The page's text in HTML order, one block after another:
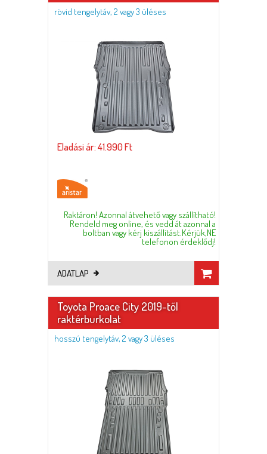
rövid tengelytáv, 2 vagy 3 üléses
Eladási ár: 41.990 Ft
Raktáron! Azonnal átvehető vagy szállítható!
Rendeld meg online, és vedd át azonnal a
boltban vagy kérj kiszállítást.Kérjük,NE
telefonon érdeklődj!
ADATLAP
Toyota Proace City 2019-től
raktérburkolat
hosszú tengelytáv, 2 vagy 3 üléses